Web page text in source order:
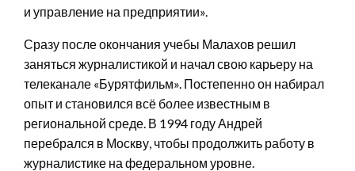
и управление на предприятии».
Сразу после окончания учебы Малахов решил
заняться журналистикой и начал свою карьеру на
телеканале «Бурятфильм». Постепенно он набирал
опыт и становился всё более известным в
региональной среде. В 1994 году Андрей
перебрался в Москву, чтобы продолжить работу в
журналистике на федеральном уровне.